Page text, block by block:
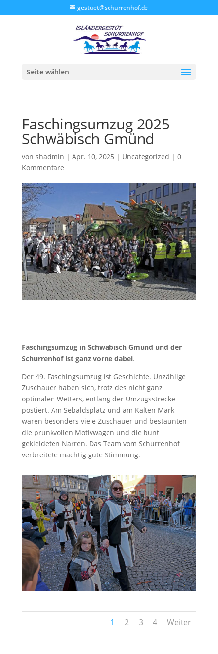
gestuet@schurrenhof.de
Seite wählen
Faschingsumzug 2025
Schwäbisch Gmünd
von shadmin | Apr. 10, 2025 | Uncategorized | 0
Kommentare
Faschingsumzug in Schwäbisch Gmünd und der
Schurrenhof ist ganz vorne dabei.
Der 49. Faschingsumzug ist Geschichte. Unzählige
Zuschauer haben sich, trotz des nicht ganz
optimalen Wetters, entlang der Umzugsstrecke
postiert. Am Sebaldsplatz und am Kalten Mark
waren besonders viele Zuschauer und bestaunten
die prunkvollen Motivwagen und die bunt
gekleideten Narren. Das Team vom Schurrenhof
verbreitete mächtig gute Stimmung.
1 2 3 4 Weiter